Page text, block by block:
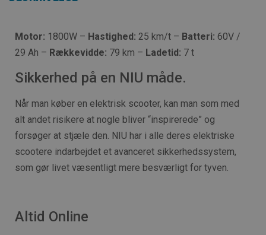
Motor: 1800W – Hastighed: 25 km/t – Batteri: 60V /
29 Ah – Rækkevidde: 79 km – Ladetid: 7 t
Sikkerhed på en NIU måde.
Når man køber en elektrisk scooter, kan man som med
alt andet risikere at nogle bliver “inspirerede” og
forsøger at stjæle den. NIU har i alle deres elektriske
scootere indarbejdet et avanceret sikkerhedssystem,
som gør livet væsentligt mere besværligt for tyven.
Altid Online